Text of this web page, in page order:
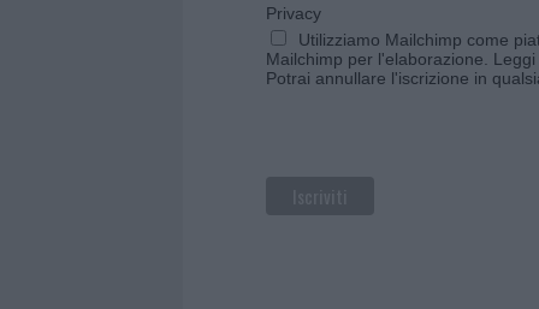
Privacy
Utilizziamo Mailchimp come
Mailchimp per l'elaborazione.
Potrai annullare l'iscrizione in